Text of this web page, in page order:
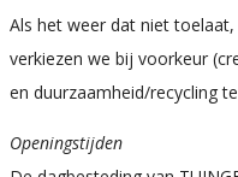
Als het weer dat niet
verkiezen we bij voorkeur
en duurzaamheid/recycling
Openingstijden